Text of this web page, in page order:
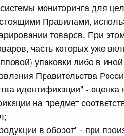
мониторинга для
Правилами,
товаров. При
часть которых уже
упаковки либо в
Правительства
идентификации" - оценка
на предмет
в оборот" - при
июля, четверг
Федерации от
Российской Федерации от
Федерации от